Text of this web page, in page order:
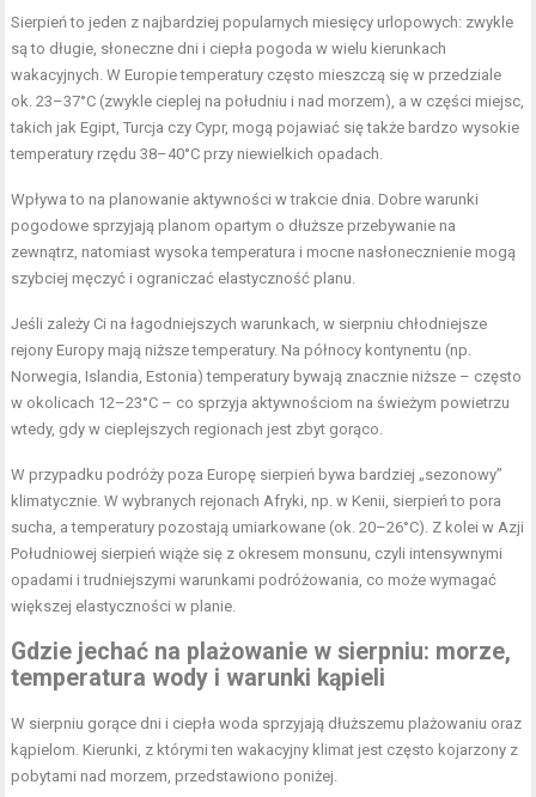
Sierpień to jeden z najbardziej popularnych miesięcy urlopowych: zwykle
są to długie, słoneczne dni i ciepła pogoda w wielu kierunkach
wakacyjnych. W Europie temperatury często mieszczą się w przedziale
ok. 23–37°C (zwykle cieplej na południu i nad morzem), a w części miejsc,
takich jak Egipt, Turcja czy Cypr, mogą pojawiać się także bardzo wysokie
temperatury rzędu 38–40°C przy niewielkich opadach.
Wpływa to na planowanie aktywności w trakcie dnia. Dobre warunki
pogodowe sprzyjają planom opartym o dłuższe przebywanie na
zewnątrz, natomiast wysoka temperatura i mocne nasłonecznienie mogą
szybciej męczyć i ograniczać elastyczność planu.
Jeśli zależy Ci na łagodniejszych warunkach, w sierpniu chłodniejsze
rejony Europy mają niższe temperatury. Na północy kontynentu (np.
Norwegia, Islandia, Estonia) temperatury bywają znacznie niższe – często
w okolicach 12–23°C – co sprzyja aktywnościom na świeżym powietrzu
wtedy, gdy w cieplejszych regionach jest zbyt gorąco.
W przypadku podróży poza Europę sierpień bywa bardziej „sezonowy”
klimatycznie. W wybranych rejonach Afryki, np. w Kenii, sierpień to pora
sucha, a temperatury pozostają umiarkowane (ok. 20–26°C). Z kolei w Azji
Południowej sierpień wiąże się z okresem monsunu, czyli intensywnymi
opadami i trudniejszymi warunkami podróżowania, co może wymagać
większej elastyczności w planie.
Gdzie jechać na plażowanie w sierpniu: morze,
temperatura wody i warunki kąpieli
W sierpniu gorące dni i ciepła woda sprzyjają dłuższemu plażowaniu oraz
kąpielom. Kierunki, z którymi ten wakacyjny klimat jest często kojarzony z
pobytami nad morzem, przedstawiono poniżej.